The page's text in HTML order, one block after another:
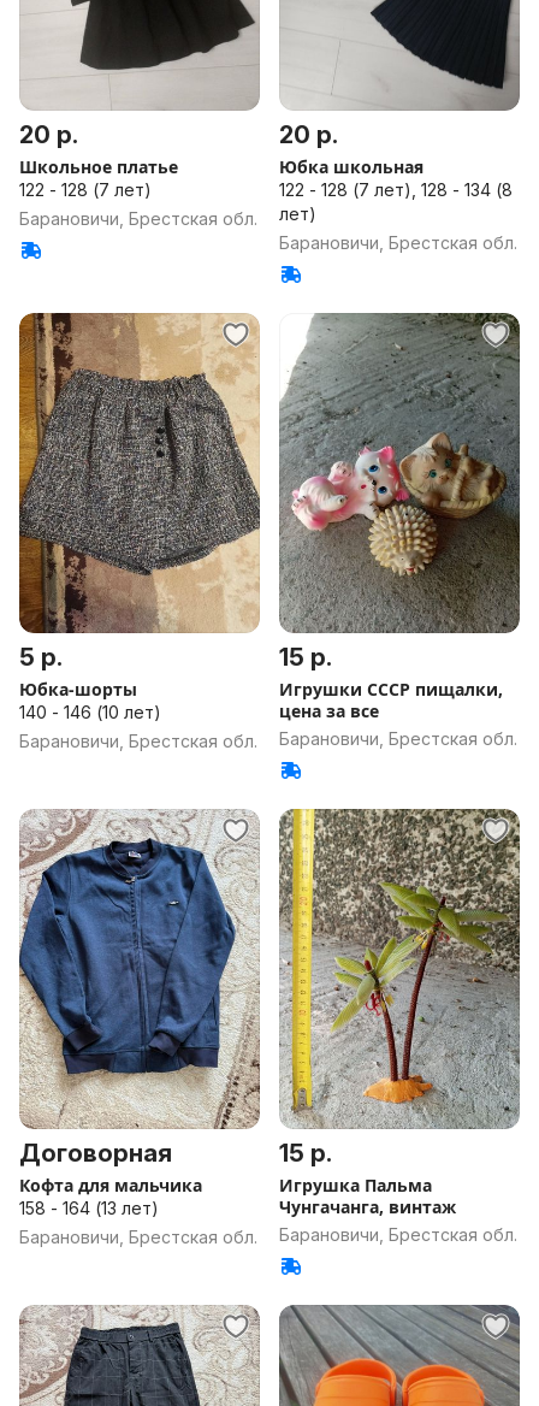
20 р.
Школьное платье
122 - 128 (7 лет)
Барановичи, Брестская обл.
20 р.
Юбка школьная
122 - 128 (7 лет), 128 - 134 (8
лет)
Барановичи, Брестская обл.
5 р.
Юбка-шорты
140 - 146 (10 лет)
Барановичи, Брестская обл.
15 р.
Игрушки СССР пищалки,
цена за все
Барановичи, Брестская обл.
Договорная
Кофта для мальчика
158 - 164 (13 лет)
Барановичи, Брестская обл.
15 р.
Игрушка Пальма
Чунгачанга, винтаж
Барановичи, Брестская обл.